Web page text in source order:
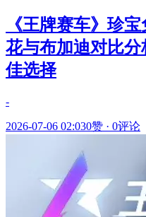
《王牌赛车》珍
花与布加迪对比
佳选择
-
2026-07-06 02:030赞 · 0评论